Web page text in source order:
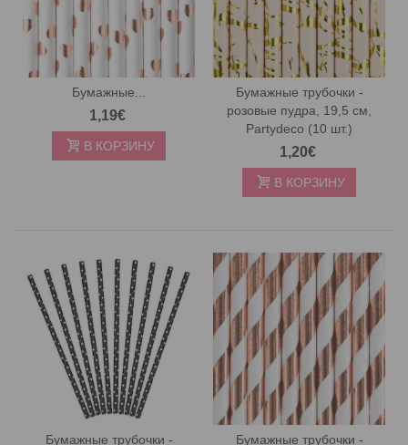
Бумажные...
1,19€
В КОРЗИНУ
Бумажные трубочки -
розовые пудра, 19,5 см,
Partydeco (10 шт.)
1,20€
В КОРЗИНУ
Бумажные трубочки - Бумажные трубочки -